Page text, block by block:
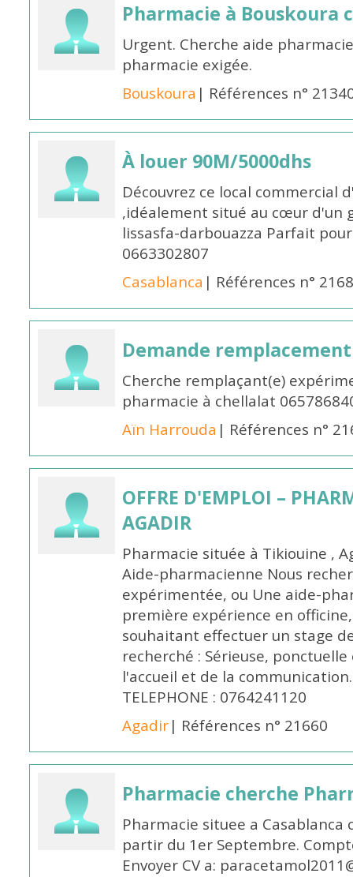
Pharmacie à Bouskoura
Urgent. Cherche aide
pharmacie exigée.
Bouskoura | Références n°
À louer 90M/5000dhs
Découvrez ce local commercial
,idéalement situé au cœur d'un
lissasfa-darbouazza Parfait
0663302807
Casablanca | Références n°
Demande remplacement
Cherche remplaçant(e)
pharmacie à chellalat
Aïn Harrouda | Références n°
OFFRE D'EMPLOI –
AGADIR
Pharmacie située à Tikiouine ,
Aide-pharmacienne Nous
expérimentée, ou Une aide-
première expérience en
souhaitant effectuer un stage
recherché : Sérieuse,
l'accueil et de la
TELEPHONE : 0764241120
Agadir| Références n° 21660
Pharmacie cherche
Pharmacie situee a
partir du 1er Septembre.
Envoyer CV a: